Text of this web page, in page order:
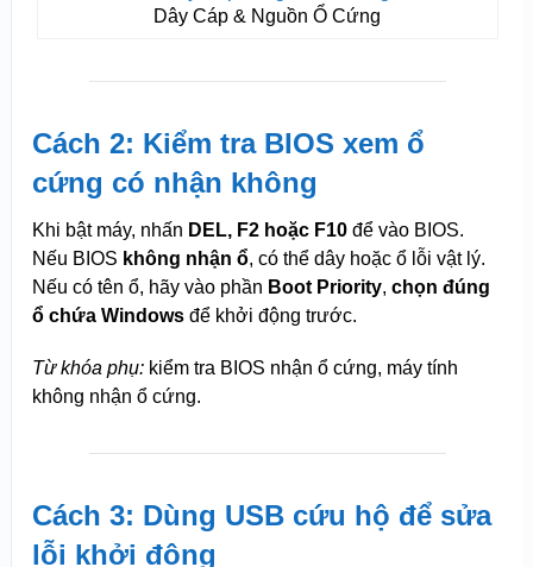
Dây Cáp & Nguồn Ổ Cứng
Cách 2: Kiểm tra BIOS xem ổ
cứng có nhận không
Khi bật máy, nhấn DEL, F2 hoặc F10để vào BIOS.
Nếu BIOS không nhận ổ, có thể dây hoặc ổ lỗi vật lý.
Nếu có tên ổ, hãy vào phần Boot Priority, chọn đúng
ổ chứa Windowsđể khởi động trước.
Từ khóa phụ:kiểm tra BIOS nhận ổ cứng, máy tính
không nhận ổ cứng.
Cách 3: Dùng USB cứu hộ để sửa
lỗi khởi động